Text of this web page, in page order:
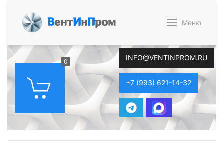
ВентИнПром Меню
0 INFO@VENTINPROM.RU
+7 (993) 621-14-32